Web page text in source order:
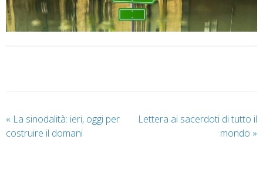
« La sinodalità: ieri, oggi per
costruire il domani
Lettera ai sacerdoti di tutto il
mondo »